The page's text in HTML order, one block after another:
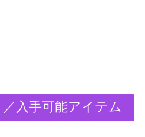
入手可能アイテム